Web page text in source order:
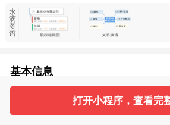
水
滴
图
谱
基本信息
2
打开小程序，查看完